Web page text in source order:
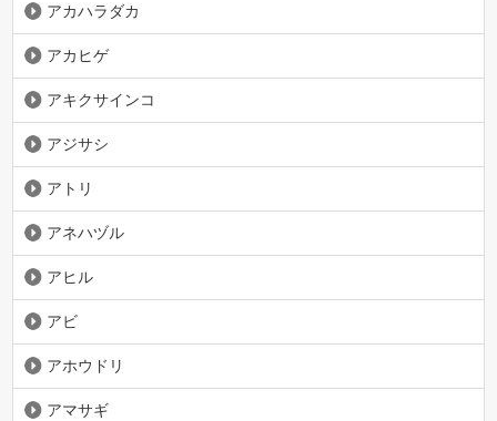
アカハラダカ
アカヒゲ
アキクサインコ
アジサシ
アトリ
アネハヅル
アヒル
アビ
アホウドリ
アマサギ